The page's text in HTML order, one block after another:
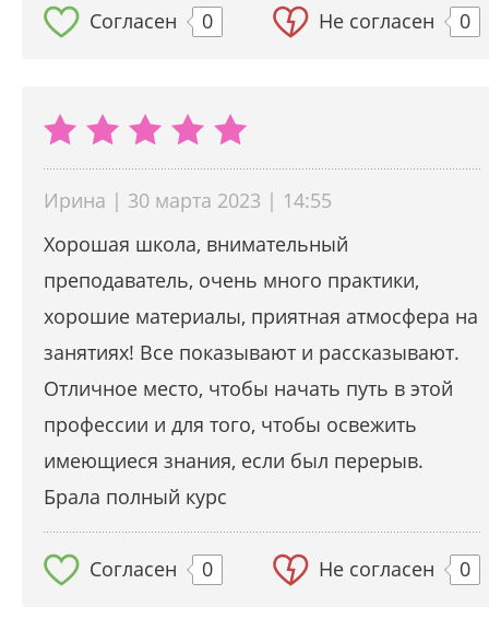
Согласен 0 Не согласен 0
Ирина | 30 марта 2023 | 14:55
Хорошая школа, внимательный
преподаватель, очень много практики,
хорошие материалы, приятная атмосфера на
занятиях! Все показывают и рассказывают.
Отличное место, чтобы начать путь в этой
профессии и для того, чтобы освежить
имеющиеся знания, если был перерыв.
Брала полный курс
Согласен 0 Не согласен 0